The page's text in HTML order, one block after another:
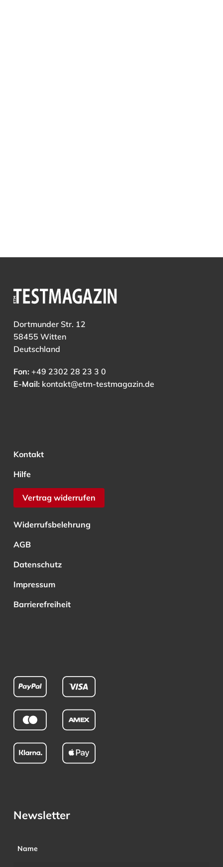
Dortmunder Str. 12
58455 Witten
Deutschland
Fon:+49 2302 28 23 3 0
E-Mail: kontakt@etm-testmagazin.de
Kontakt
Hilfe
Vertrag widerrufen
Widerrufsbelehrung
AGB
Datenschutz
Impressum
Barrierefreiheit
Newsletter
Name